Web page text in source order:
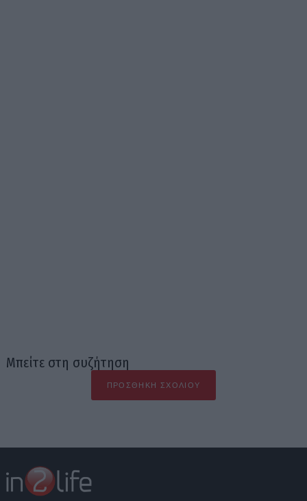
Μπείτε στη συζήτηση
ΠΡΟΣΘΉΚΗ ΣΧΟΛΊΟΥ